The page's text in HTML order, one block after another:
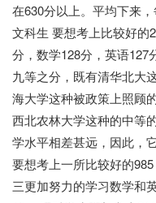
在630分以上。平均下来
文科生 要想考上比较好的
分，数学128分，英语127
九等之分，既有清华北大
海大学这种被政策上照顾
西北农林大学这种的中等
学水平相差甚远，因此，
要想考上一所比较好的
三更加努力的学习数学和